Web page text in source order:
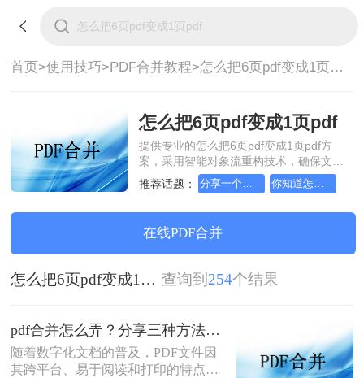
首页>使用技巧>PDF合并教程> 怎么把6页pdf变成1页pdf
怎么把6页pdf变成1页pdf
提供专业的怎么把6页pdf变成1页pdf方
案，采用智能对象流重构技术，确保文档
1:1高保真还原且排版不乱码。支持一键批
量处理，全链路 SSL 加密保障隐私安全。
无需安装，高效办公。
推荐话题： 分享一个让你惊叹不已的合并pdf方法 你知道怎么解决合并pdf文件吗？
在线PDF合并
怎么把6页pdf变成1页pdf 查询到 254个结果
pdf合并怎么弄？分享三种方法帮助你解决！
随着数字化文档的普及，PDF文件因
其跨平台、易于阅读和打印的特点，